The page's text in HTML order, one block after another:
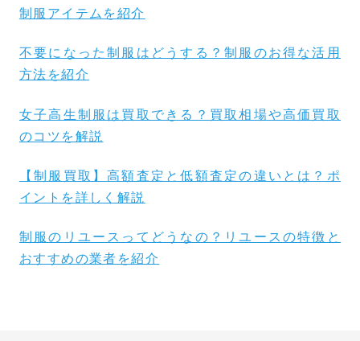
制服アイテムを紹介
不要になった制服はどうする？制服のお得な活用
方法を紹介
女子高生制服は買取できる？買取相場や高価買取
のコツを解説
【制服買取】高額査定と低額査定の違いとは？ポ
イントを詳しく解説
制服のリユースってどうなの？リユースの特徴と
おすすめの業者を紹介